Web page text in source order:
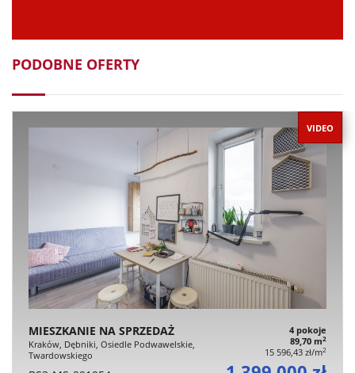
PODOBNE OFERTY
VIDEO
MIESZKANIE NA SPRZEDAŻ
Kraków, Dębniki, Osiedle Podwawelskie,
Twardowskiego
4 pokoje
89,70 m2
15 596,43 zł/m2